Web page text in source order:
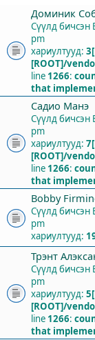
Доминик
Сүүлд бичсэн
pm
хариултууд: 3
[ROOT]/
line 1266:
that
Садио Манэ
Сүүлд бичсэн
pm
хариултууд: 7
[ROOT]/
line 1266:
that
Bobby
Сүүлд бичсэн
pm
хариултууд:
Трэнт
Сүүлд бичсэн
pm
хариултууд: 5
[ROOT]/
line 1266:
that